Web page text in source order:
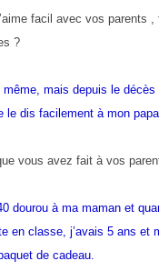
facil avec vos parents ,
?
même, mais depuis le décès
le dis facilement à mon
vous avez fait à vos
dourou à ma maman et
en classe, j’avais 5 ans et
de cadeau.